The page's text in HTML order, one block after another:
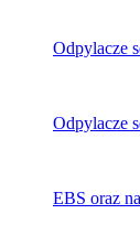
Odpylacze
Odpylacze
EBS oraz